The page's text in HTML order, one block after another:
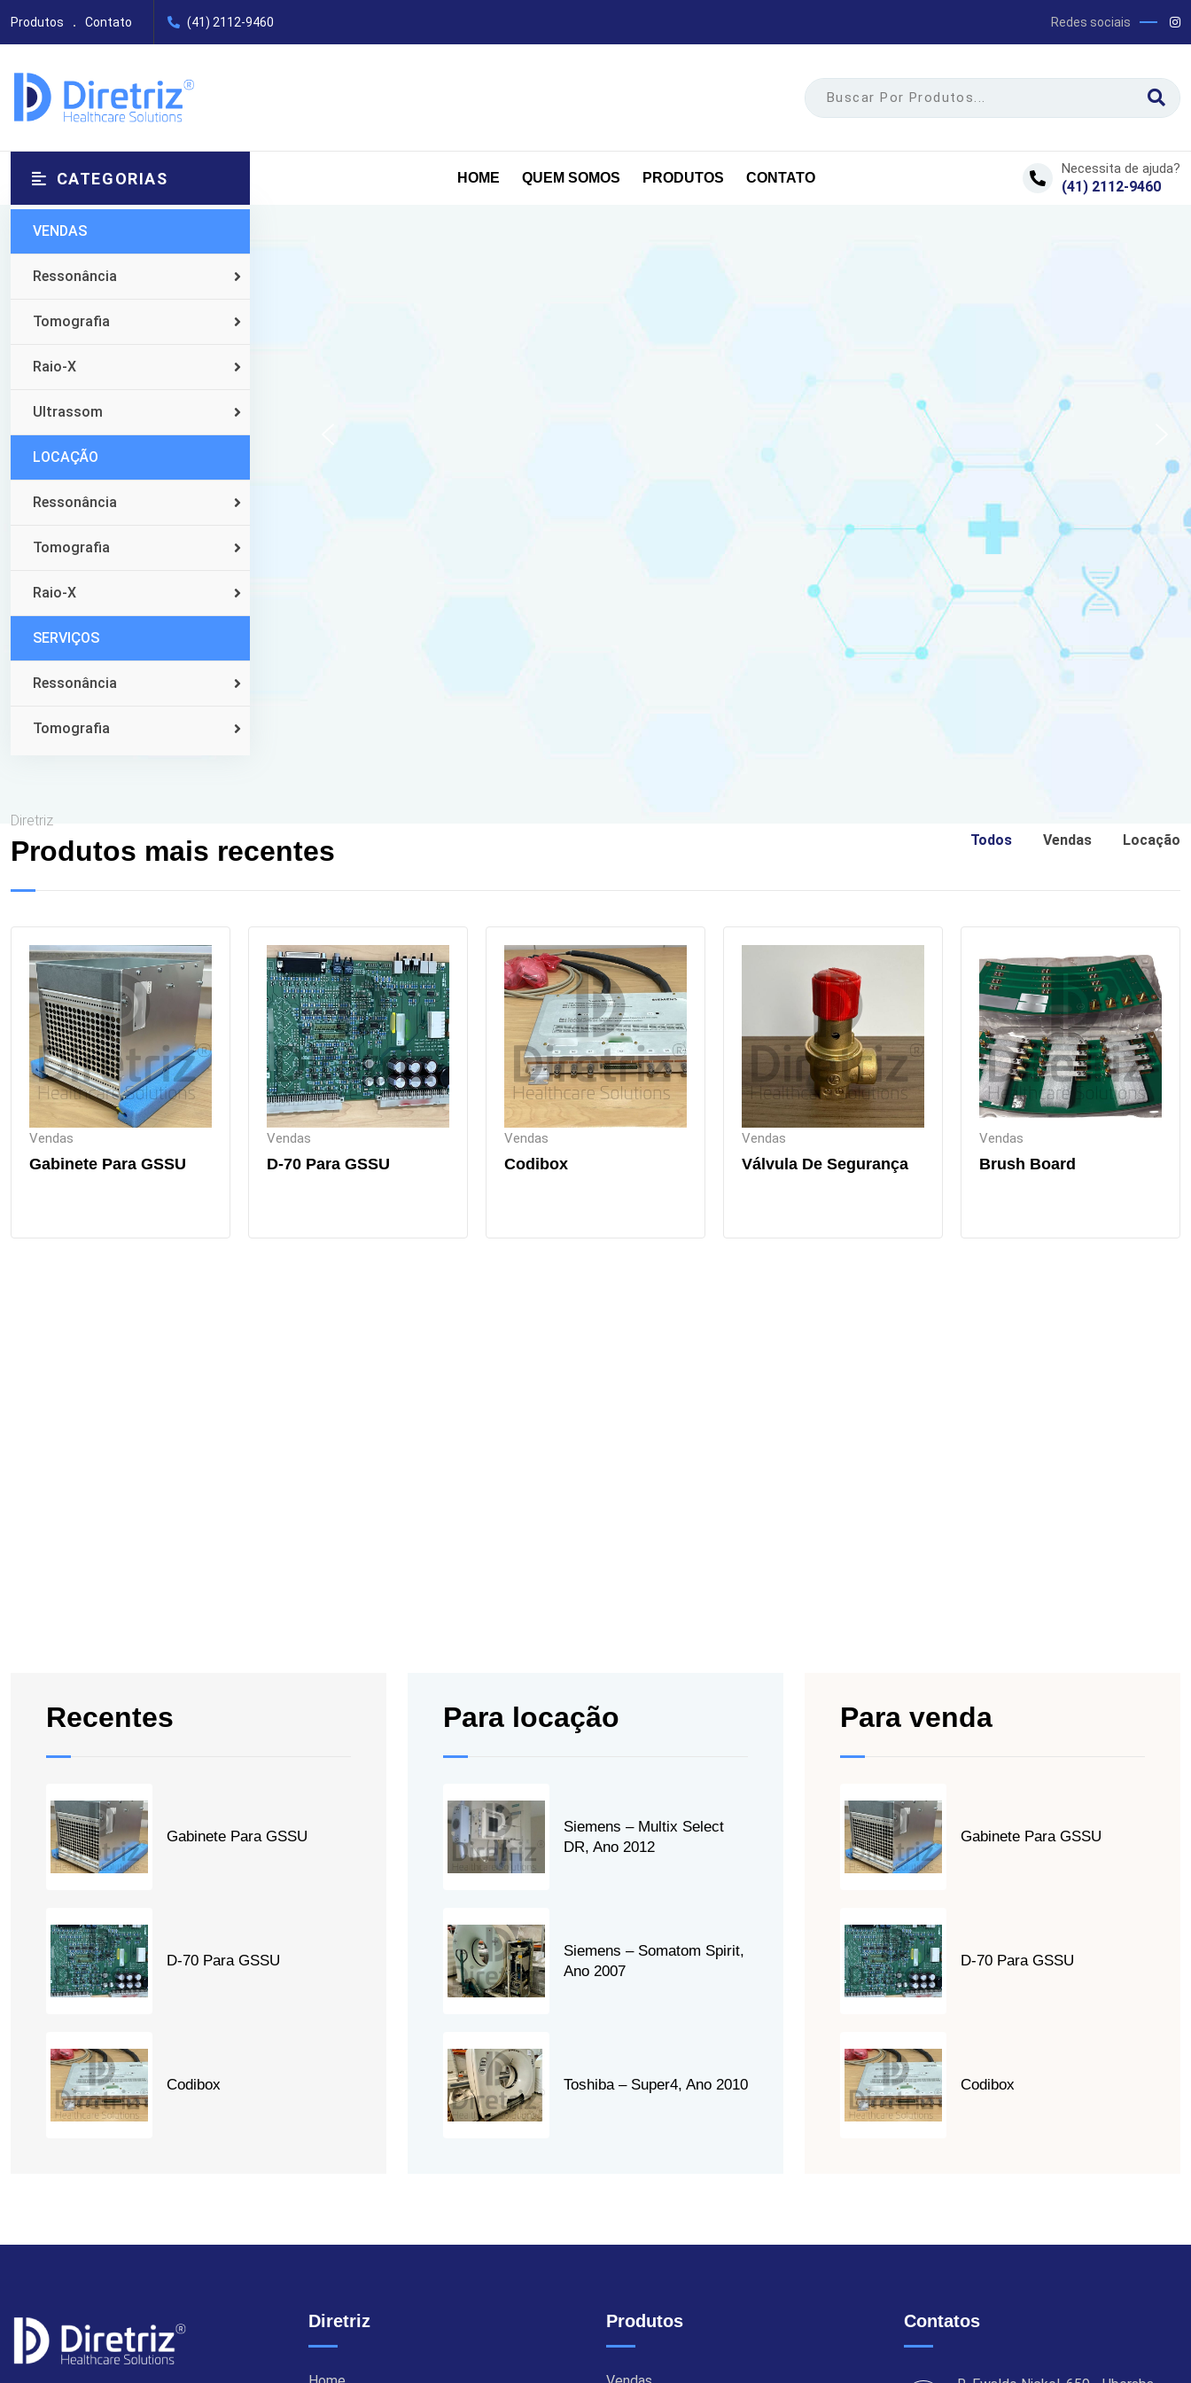
Produtos Contato (41) 2112-9460 Redes sociais
CATEGORIAS
VENDAS
Ressonância
Tomografia
Raio-X
Ultrassom
LOCAÇÃO
Ressonância
Tomografia
Raio-X
SERVIÇOS
Ressonância
Tomografia
HOME QUEM SOMOS PRODUTOS CONTATO
Necessita de ajuda?
(41) 2112-9460
Diretriz
Produtos mais recentes Todos Vendas Locação
Vendas
Gabinete Para GSSU
Vendas
D-70 Para GSSU
Vendas
Codibox
Vendas
Válvula De Segurança
Vendas
Brush Board
Recentes
Gabinete Para GSSU
D-70 Para GSSU
Codibox
Para locação
Siemens – Multix Select
DR, Ano 2012
Siemens – Somatom Spirit,
Ano 2007
Toshiba – Super4, Ano 2010
Para venda
Gabinete Para GSSU
D-70 Para GSSU
Codibox
Diretriz Produtos Contatos